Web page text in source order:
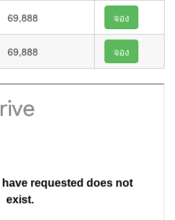
69,888 จอง
69,888 จอง